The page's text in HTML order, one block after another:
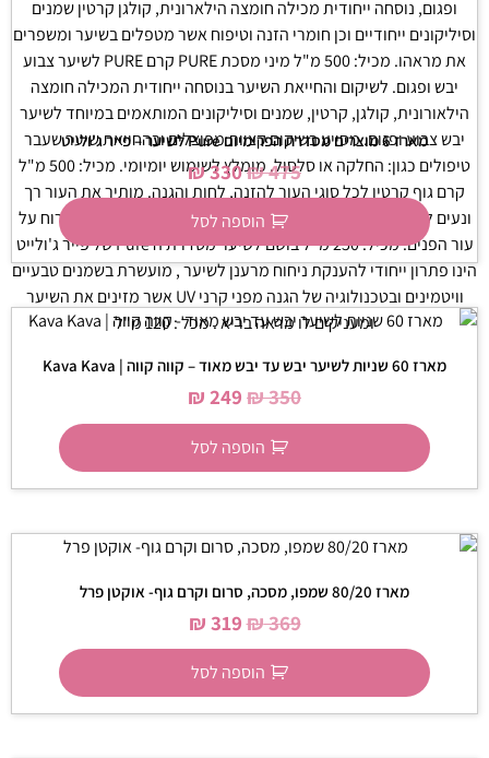
מארז 6 מוצרים מסדרת הפרימיום Pure לשיער – פייר ג'ולייט
₪475
₪330
הוספה לסל
מארז 60 שניות לשיער יבש עד יבש מאוד – קווה קווה | Kava Kava
₪350
₪249
הוספה לסל
מארז 80/20 שמפו, מסכה, סרום וקרם גוף- אוקטן פרל
₪369
₪319
הוספה לסל